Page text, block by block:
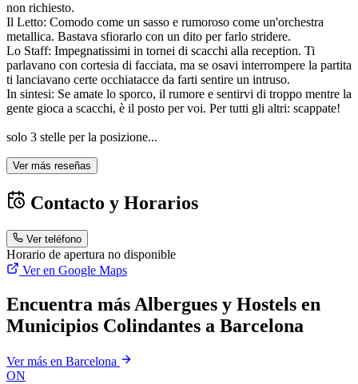
non richiesto.
​Il Letto: Comodo come un sasso e rumoroso come un'orchestra
metallica. Bastava sfiorarlo con un dito per farlo stridere.
​Lo Staff: Impegnatissimi in tornei di scacchi alla reception. Ti
parlavano con cortesia di facciata, ma se osavi interrompere la partita
ti lanciavano certe occhiatacce da farti sentire un intruso.
​In sintesi: Se amate lo sporco, il rumore e sentirvi di troppo mentre la
gente gioca a scacchi, è il posto per voi. Per tutti gli altri: scappate!
solo 3 stelle per la posizione...
Ver más reseñas
Contacto y Horarios
Ver teléfono
Horario de apertura no disponible
Ver en Google Maps
Encuentra más Albergues y Hostels en
Municipios Colindantes a Barcelona
Ver más en Barcelona
ON